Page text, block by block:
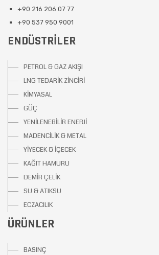
+90 216 206 07 77
+90 537 950 9001
ENDÜSTRILER
PETROL & GAZ AKIŞI
LNG TEDARİK ZİNCİRİ
KİMYASAL
GÜÇ
YENİLENEBİLİR ENERJİ
MADENCİLİK & METAL
YİYECEK & İÇECEK
KAĞIT HAMURU
DEMİR ÇELİK
SU & ATIKSU
ECZACILIK
ÜRÜNLER
BASINÇ